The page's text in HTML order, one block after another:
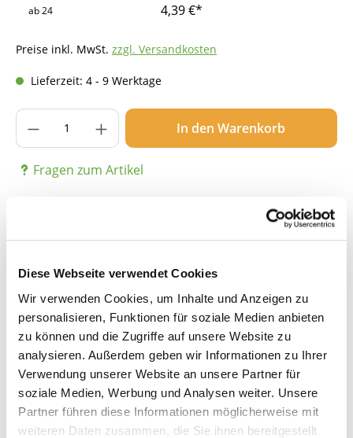
Diese Webseite verwendet Cookies
Wir verwenden Cookies, um Inhalte und Anzeigen zu
personalisieren, Funktionen für soziale Medien anbieten
zu können und die Zugriffe auf unsere Website zu
analysieren. Außerdem geben wir Informationen zu Ihrer
Verwendung unserer Website an unsere Partner für
soziale Medien, Werbung und Analysen weiter. Unsere
Partner führen diese Informationen möglicherweise mit
weiteren Daten zusammen, die Sie ihnen bereitgestellt
ab24 4,39 €*
Preise inkl. MwSt. zzgl. Versandkosten
Lieferzeit: 4 - 9 Werktage
Produkt Anzahl: Gib den gewünschten
In den Warenkorb
Fragen zum Artikel
Beschreibung
Details
Bewertungen